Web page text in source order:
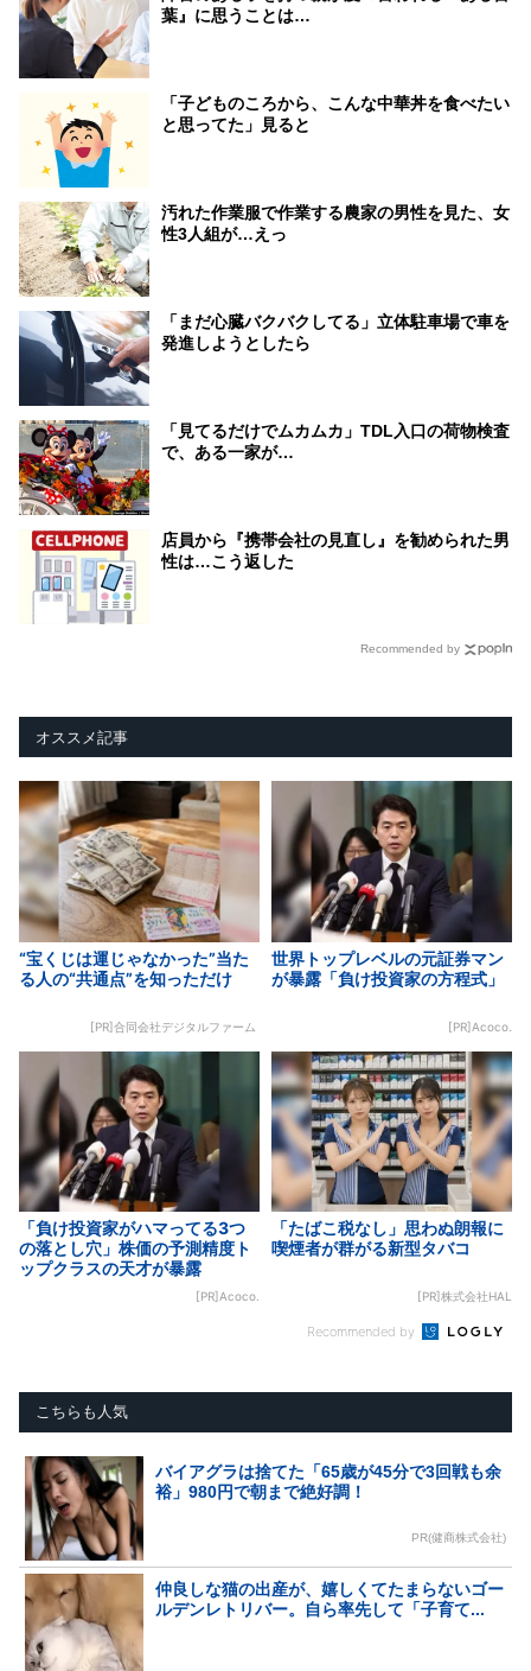
葉』に思うことは…
「子どものころから、こんな中華丼を食べたい
と思ってた」見ると
汚れた作業服で作業する農家の男性を見た、女
性3人組が…えっ
「まだ心臓バクバクしてる」立体駐車場で車を
発進しようとしたら
「見てるだけでムカムカ」TDL入口の荷物検査
で、ある一家が…
店員から『携帯会社の見直し』を勧められた男
性は…こう返した
Recommended by
オススメ記事
“宝くじは運じゃなかった”当た
る人の“共通点”を知っただけ
[PR]合同会社デジタルファーム
世界トップレベルの元証券マン
が暴露「負け投資家の方程式」
[PR]Acoco.
「負け投資家がハマってる3つ
の落とし穴」株価の予測精度ト
ップクラスの天才が暴露
[PR]Acoco.
「たばこ税なし」思わぬ朗報に
喫煙者が群がる新型タバコ
[PR]株式会社HAL
Recommended by
こちらも人気
バイアグラは捨てた「65歳が45分で3回戦も余
裕」980円で朝まで絶好調！
PR(健商株式会社)
仲良しな猫の出産が、嬉しくてたまらないゴー
ルデンレトリバー。自ら率先して「子育て...